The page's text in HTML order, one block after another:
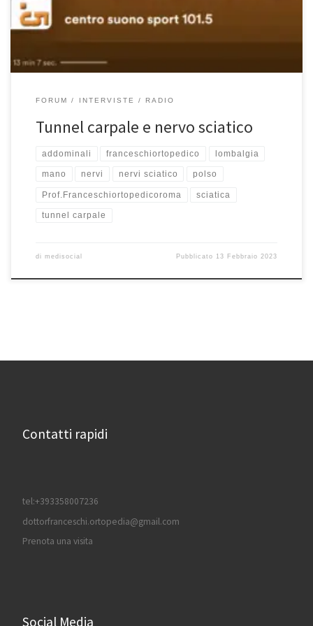
delle cure ma abbiamo anche accennato alla differenza tra
lombalgia e […]
FORUM INTERVISTE RADIO
Tunnel carpale e nervo sciatico
addominali franceschiortopedico lombalgia
mano nervi nervi sciatico polso
Prof.Franceschiortopedicoroma sciatica
tunnel carpale
di medisocial Pubblicato 13 Febbraio 2023
Contatti rapidi
tel:+393358007236
dottorfranceschi.ortopedia@gmail.com
Prenota una visita
Social Media